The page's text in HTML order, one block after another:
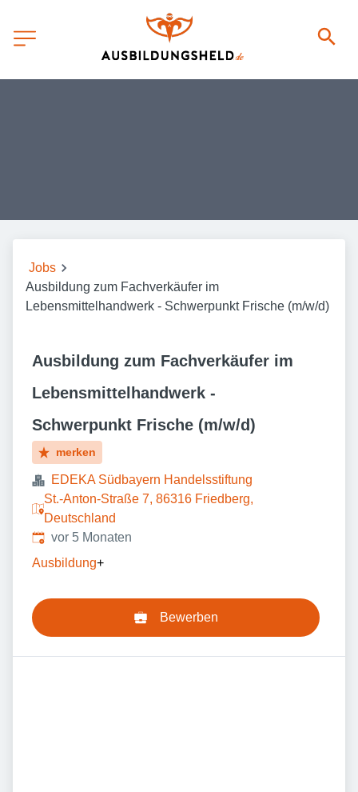
Jobs
Ausbildung zum Fachverkäufer im
Lebensmittelhandwerk - Schwerpunkt Frische (m/w/d)
Ausbildung zum Fachverkäufer im
Lebensmittelhandwerk -
Schwerpunkt Frische (m/w/d)
merken
EDEKA Südbayern Handelsstiftung
St.-Anton-Straße 7, 86316 Friedberg,
Deutschland
Veröffentlicht:
vor 5 Monaten
Ausbildung+
Bewerben